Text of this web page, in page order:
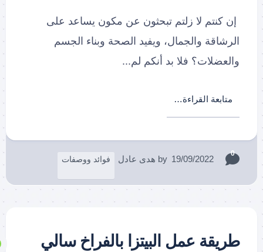
إن كنتم لا زلتم تبحثون عن مكون يساعد على
الرشاقة والجمال، ويفيد الصحة وبناء الجسم
والعضلات؟ فلا بد أنكم لم...
متابعة القراءة…
19/09/2022
by هدى عادل فوائد ووصفات
0
طريقة عمل البيتزا بالفراخ سالي